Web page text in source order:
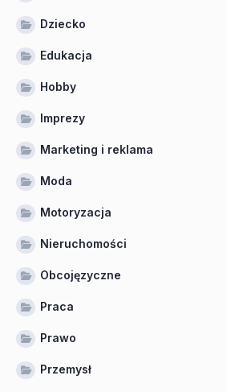
Dziecko
Edukacja
Hobby
Imprezy
Marketing i reklama
Moda
Motoryzacja
Nieruchomości
Obcojęzyczne
Praca
Prawo
Przemysł